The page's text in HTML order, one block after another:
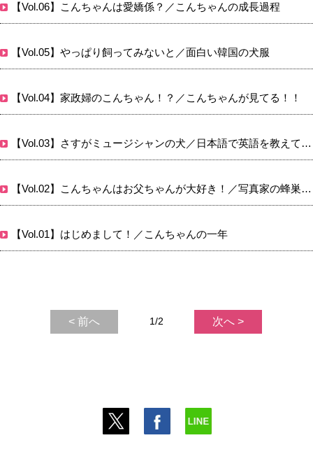
【Vol.06】こんちゃんは愛嬌係？／こんちゃんの成長過程
【Vol.05】やっぱり飼ってみないと／面白い韓国の犬服
【Vol.04】家政婦のこんちゃん！？／こんちゃんが見てる！！
【Vol.03】さすがミュージシャンの犬／日本語で英語を教えてもらう
【Vol.02】こんちゃんはお父ちゃんが大好き！／写真家の蜂巣文香さん
【Vol.01】はじめまして！／こんちゃんの一年
< 前へ 1/2 次へ >